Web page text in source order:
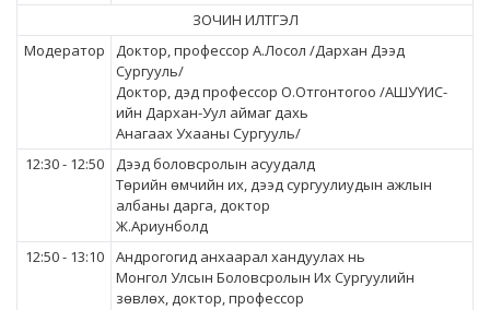
ЗОЧИН ИЛТГЭЛ
Модератор
Доктор, профессор А.Лосол /Дархан Дээд
Сургууль/
Доктор, дэд профессор О.Отгонтогоо /АШУҮИС-
ийн Дархан-Уул аймаг дахь
Анагаах Ухааны Сургууль/
12:30 - 12:50
Дээд боловсролын асуудалд
Төрийн өмчийн их, дээд сургуулиудын ажлын
албаны дарга, доктор
Ж.Ариунболд
12:50 - 13:10
Андрогогид анхаарал хандуулах нь
Монгол Улсын Боловсролын Их Сургуулийн
зөвлөх, доктор, профессор